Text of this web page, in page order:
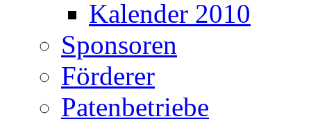
Kalender 2010
Sponsoren
Förderer
Patenbetriebe